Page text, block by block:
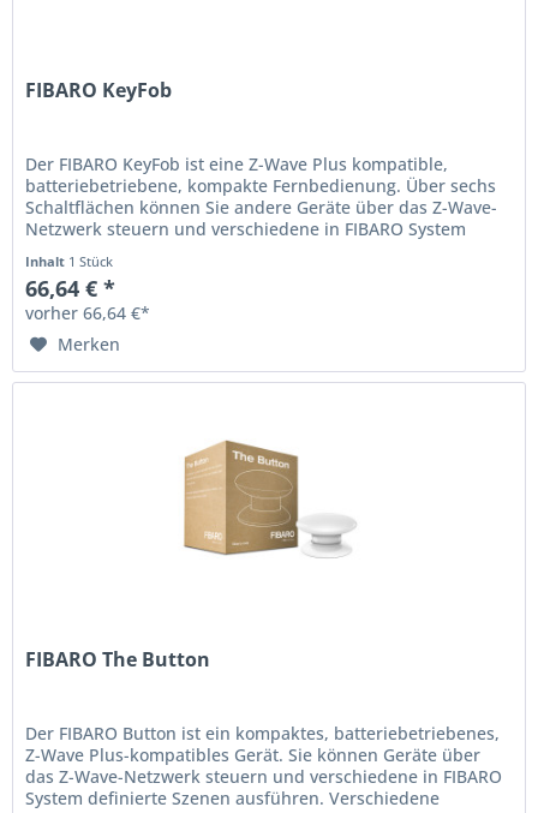
FIBARO KeyFob
Der FIBARO KeyFob ist eine Z-Wave Plus kompatible,
batteriebetriebene, kompakte Fernbedienung. Über sechs
Schaltflächen können Sie andere Geräte über das Z-Wave-
Netzwerk steuern und verschiedene in FIBARO System
Inhalt 1 Stück
66,64 € *
vorher 66,64 €*
Merken
FIBARO The Button
Der FIBARO Button ist ein kompaktes, batteriebetriebenes,
Z-Wave Plus-kompatibles Gerät. Sie können Geräte über
das Z-Wave-Netzwerk steuern und verschiedene in FIBARO
System definierte Szenen ausführen. Verschiedene